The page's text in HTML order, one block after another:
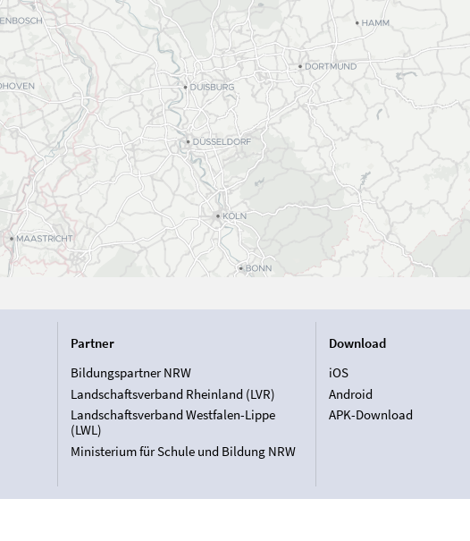
Partner
Bildungspartner NRW
Landschaftsverband Rheinland (LVR)
Landschaftsverband Westfalen-Lippe
(LWL)
Ministerium für Schule und Bildung NRW
Download
iOS
Android
APK-Download